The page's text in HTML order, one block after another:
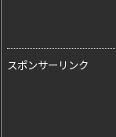
スポンサーリンク